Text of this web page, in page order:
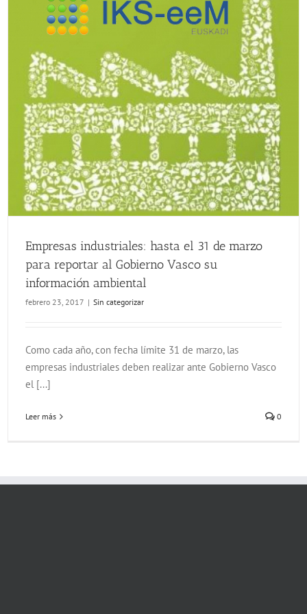
Empresas industriales: hasta el 31 de marzo
para reportar al Gobierno Vasco su
información ambiental
febrero 23, 2017 | Sin categorizar
Como cada año, con fecha límite 31 de marzo, las
empresas industriales deben realizar ante Gobierno Vasco
el [...]
Leer más 0